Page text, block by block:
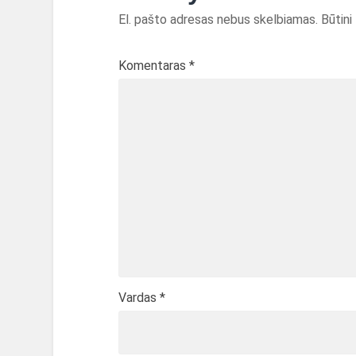
El. pašto adresas nebus skelbiamas. Būtini
Komentaras *
Vardas *